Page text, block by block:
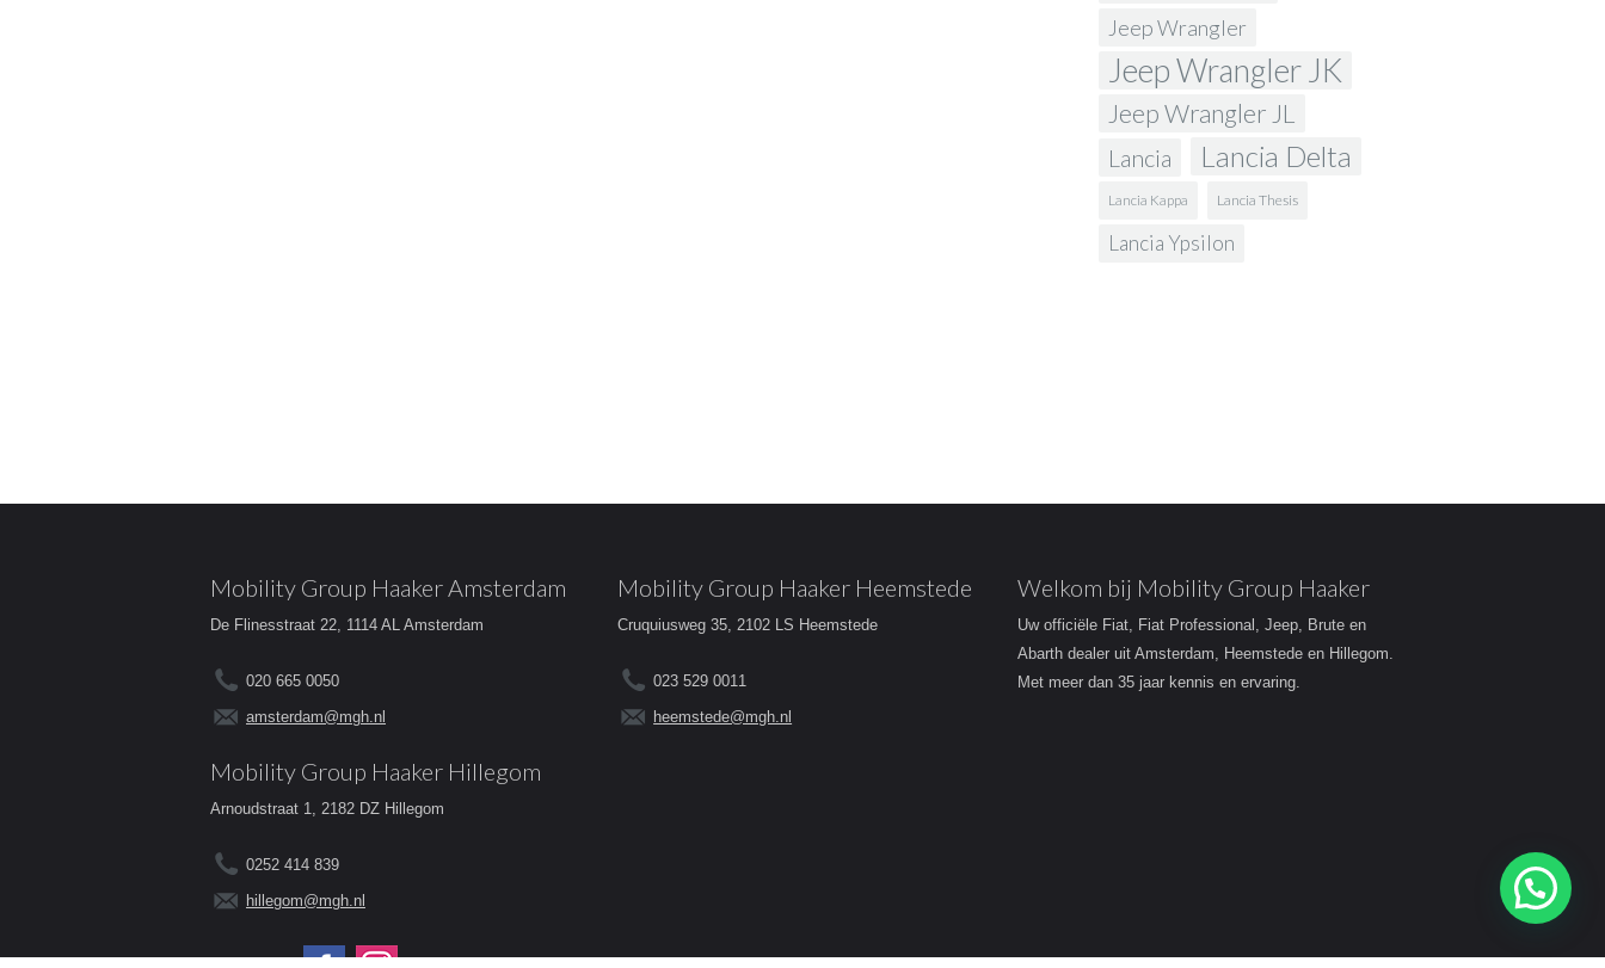
Jeep Wrangler
Jeep Wrangler JK
Jeep Wrangler JL
Lancia Lancia Delta
Lancia Kappa Lancia Thesis
Lancia Ypsilon
Mobility Group Haaker Amsterdam
De Flinesstraat 22, 1114 AL Amsterdam
020 665 0050
amsterdam@mgh.nl
Mobility Group Haaker Heemstede
Cruquiusweg 35, 2102 LS Heemstede
023 529 0011
heemstede@mgh.nl
Mobility Group Haaker Hillegom
Arnoudstraat 1, 2182 DZ Hillegom
0252 414 839
hillegom@mgh.nl
Volg ons op:
Welkom bij Mobility Group Haaker
Uw officiële Fiat, Fiat Professional, Jeep, Brute en
Abarth dealer uit Amsterdam, Heemstede en Hillegom.
Met meer dan 35 jaar kennis en ervaring.